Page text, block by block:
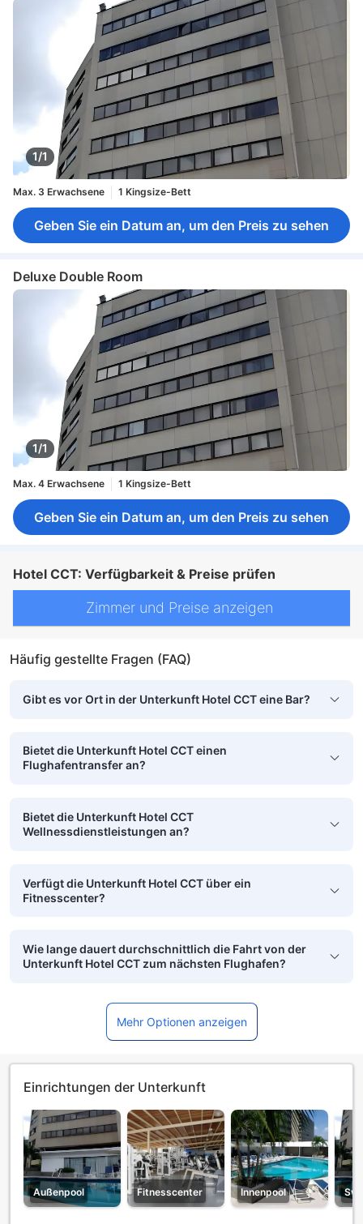
1/1
Max. 3 Erwachsene 1 Kingsize-Bett
Geben Sie ein Datum an, um den Preis zu sehen
Deluxe Double Room
1/1
Max. 4 Erwachsene 1 Kingsize-Bett
Geben Sie ein Datum an, um den Preis zu sehen
Hotel CCT: Verfügbarkeit & Preise prüfen
Zimmer und Preise anzeigen
Häufig gestellte Fragen (FAQ)
Gibt es vor Ort in der Unterkunft Hotel CCT eine Bar?
Bietet die Unterkunft Hotel CCT einen
Flughafentransfer an?
Bietet die Unterkunft Hotel CCT
Wellnessdienstleistungen an?
Verfügt die Unterkunft Hotel CCT über ein
Fitnesscenter?
Wie lange dauert durchschnittlich die Fahrt von der
Unterkunft Hotel CCT zum nächsten Flughafen?
Mehr Optionen anzeigen
Einrichtungen der Unterkunft
Außenpool Fitnesscenter Innenpool